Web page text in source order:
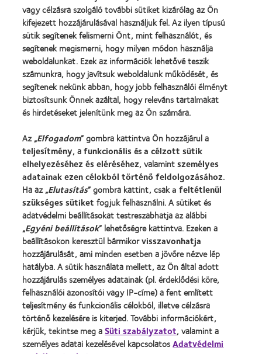
Kontaktlencse-technológia
Kontaktlencsék és a látás
Új viselő
Tapasztalt viselő
Blog
Karrierlehetőségek a CooperVisionnél
Hírközpont
Kapcsolat
Jogi információk
Adatvédelmi szabályzat
Cookie szabályzat
Hozzászólásokkal kapcsolatos irányelvek
Illesztői oldal
Hozzájárulási beállítások kezelése
vagy célzásra szolgáló további sütiket kizárólag az Ön
kifejezett hozzájárulásával használjuk fel. Az ilyen típusú
sütik segítenek felismerni Önt, mint felhasználót, és
segítenek megismerni, hogy milyen módon használja
weboldalunkat. Ezek az információk lehetővé teszik
számunkra, hogy javítsuk weboldalunk működését, és
segítenek nekünk abban, hogy jobb felhasználói élményt
biztosítsunk Önnek azáltal, hogy releváns tartalmakat
és hirdetéseket jelenítünk meg az Ön számára.
Az „Elfogadom” gombra kattintva Ön hozzájárul a
teljesítmény, afunkcionálisésa célzott sütik
elhelyezéséhez és eléréséhez, valamintszemélyes
adatainak ezen célokból történő feldolgozásához.
Ha az „Elutasítás” gombra kattint, csaka feltétlenül
szükséges sütiket fogjuk felhasználni. A sütiket és
adatvédelmi beállításokat testreszabhatja az alábbi
„Egyéni beállítások” lehetőségre kattintva. Ezeken a
beállításokon keresztül bármikorvisszavonhatja
hozzájárulását, ami minden esetben a jövőre nézve lép
hatályba. A sütik használata mellett, az Ön által adott
hozzájárulás személyes adatainak (pl. érdeklődési köre,
felhasználói azonosítói vagy IP-címe) a fent említett
teljesítmény és funkcionális célokból, illetve célzásra
történő kezelésére is kiterjed. További információkért,
kérjük, tekintse meg aSüti szabályzatot, valamint a
személyes adatai kezelésével kapcsolatosAdatvédelmi